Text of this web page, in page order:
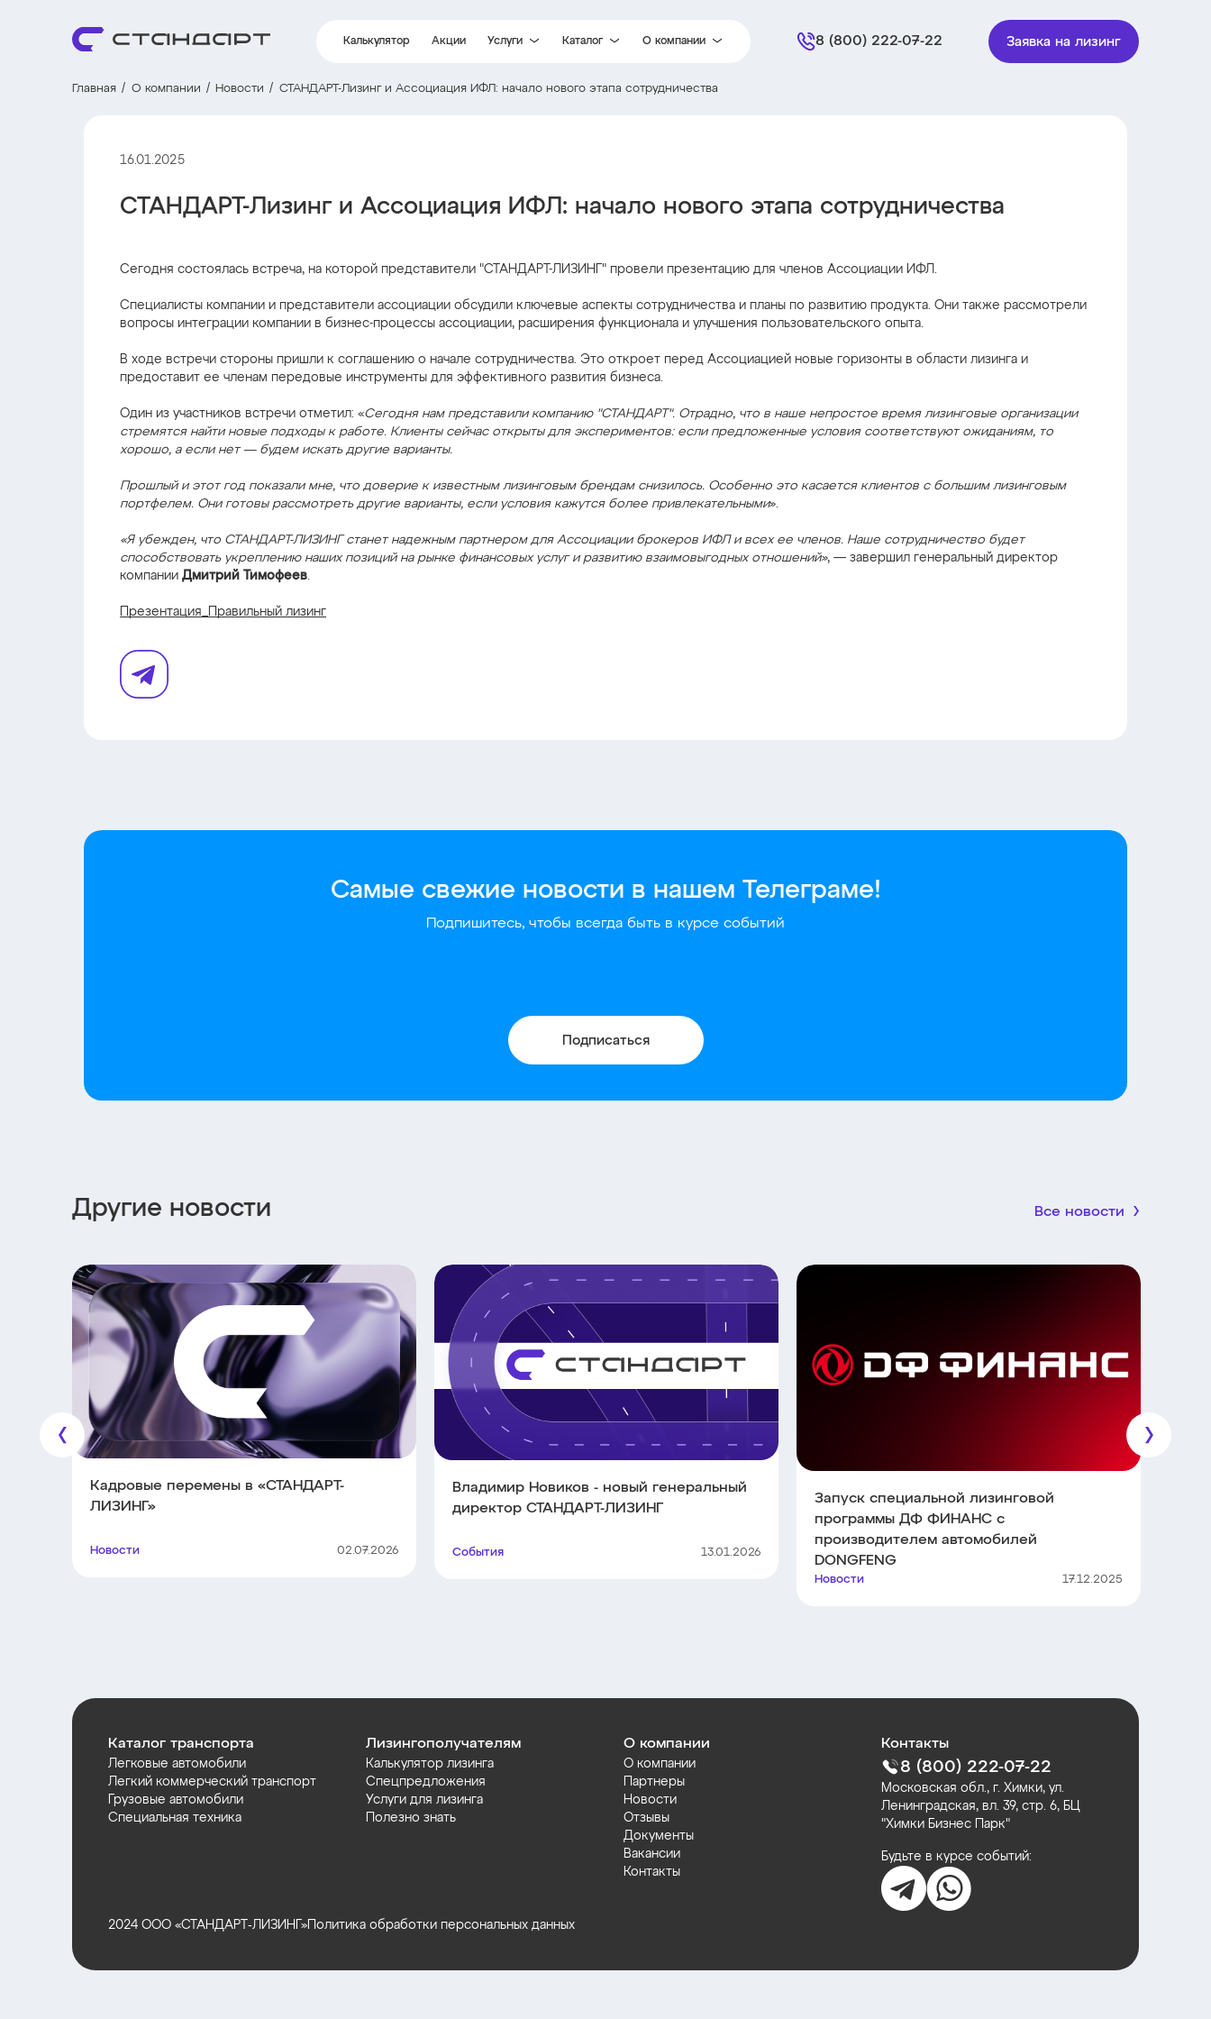
Калькулятор Акции Услуги
Е-ОСАГО
Каталог О компании
Вакансии
8 (800) 222-07-22 Заявка на лизинг
Главная О компании Новости СТАНДАРТ-Лизинг и Ассоциация ИФЛ: начало нового этапа сотрудничества
16.01.2025
СТАНДАРТ-Лизинг и Ассоциация ИФЛ: начало нового этапа сотрудничества
Сегодня состоялась встреча, на которой представители "СТАНДАРТ-ЛИЗИНГ" провели презентацию для членов Ассоциации ИФЛ.
Специалисты компании и представители ассоциации обсудили ключевые аспекты сотрудничества и планы по развитию продукта. Они также рассмотрели
вопросы интеграции компании в бизнес-процессы ассоциации, расширения функционала и улучшения пользовательского опыта.
В ходе встречи стороны пришли к соглашению о начале сотрудничества. Это откроет перед Ассоциацией новые горизонты в области лизинга и
предоставит ее членам передовые инструменты для эффективного развития бизнеса.
Один из участников встречи отметил: «Сегодня нам представили компанию "СТАНДАРТ". Отрадно, что в наше непростое время лизинговые организации
стремятся найти новые подходы к работе. Клиенты сейчас открыты для экспериментов: если предложенные условия соответствуют ожиданиям, то
хорошо, а если нет — будем искать другие варианты.
Прошлый и этот год показали мне, что доверие к известным лизинговым брендам снизилось. Особенно это касается клиентов с большим лизинговым
портфелем. Они готовы рассмотреть другие варианты, если условия кажутся более привлекательными».
«Я убежден, что СТАНДАРТ-ЛИЗИНГ станет надежным партнером для Ассоциации брокеров ИФЛ и всех ее членов. Наше сотрудничество будет
способствовать укреплению наших позиций на рынке финансовых услуг и развитию взаимовыгодных отношений», — завершил генеральный директор
компании Дмитрий Тимофеев.
Презентация_Правильный лизинг
Самые свежие новости в нашем Телеграме!
Подпишитесь, чтобы всегда быть в курсе событий
Подписаться
Другие новости Все новости
Кадровые перемены в «СТАНДАРТ-
ЛИЗИНГ»
Новости 02.07.2026
Владимир Новиков - новый генеральный
директор СТАНДАРТ-ЛИЗИНГ
События 13.01.2026
Запуск специальной лизинговой
программы ДФ ФИНАНС с
производителем автомобилей
DONGFENG
Новости 17.12.2025
Каталог транспорта
Легковые автомобили
Легкий коммерческий транспорт
Грузовые автомобили
Специальная техника
Лизингополучателям
Калькулятор лизинга
Спецпредложения
Услуги для лизинга
Полезно знать
О компании
О компании
Партнеры
Новости
Отзывы
Документы
Вакансии
Контакты
Контакты
8 (800) 222-07-22
Московская обл., г. Химки, ул.
Ленинградская, вл. 39, стр. 6, БЦ
"Химки Бизнес Парк"
Будьте в курсе событий:
2024 ООО «СТАНДАРТ‑ЛИЗИНГ» Политика обработки персональных данных